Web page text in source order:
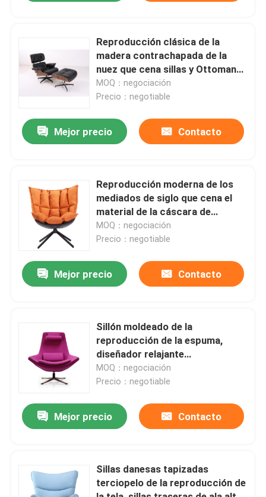
Productos
Sobre nosotros
Viaje de la fábrica
Éntrenos en contacto con
Pida una cita
Silla que se sienta moderna
Silla moderna del restaurante
Reproducción clásica de la
madera contrachapada de la
nuez que cena sillas y Ottoman
para el hogar
MOQ：negociación
Precio：negotiable
Mejor precio Contacto
Reproducción moderna de los
mediados de siglo que cena el
material de la cáscara de
Patricia Urquiola de las sillas
MOQ：negociación
Precio：negotiable
Mejor precio Contacto
Sillón moldeado de la
reproducción de la espuma,
diseñador relajante
metropolitano de la
reproducción que cena sillas
MOQ：negociación
Precio：negotiable
Mejor precio Contacto
Sillas danesas tapizadas
terciopelo de la reproducción de